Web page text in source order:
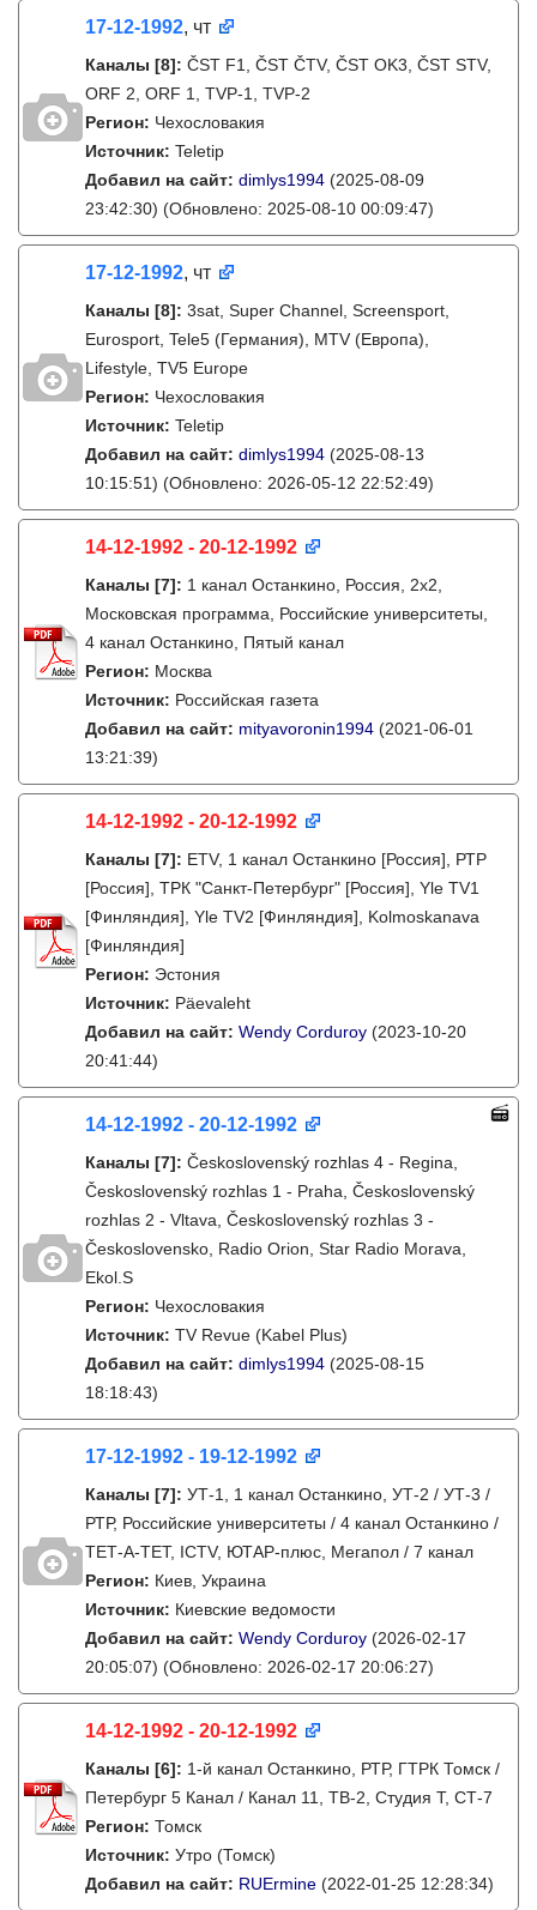
17-12-1992, чт
Каналы [8]: ČST F1, ČST ČTV, ČST OK3, ČST STV,
ORF 2, ORF 1, TVP-1, TVP-2
Регион: Чехословакия
Источник: Teletip
Добавил на сайт: dimlys1994 (2025-08-09
23:42:30) (Обновлено: 2025-08-10 00:09:47)
17-12-1992, чт
Каналы [8]: 3sat, Super Channel, Screensport,
Eurosport, Tele5 (Германия), MTV (Европа),
Lifestyle, TV5 Europe
Регион: Чехословакия
Источник: Teletip
Добавил на сайт: dimlys1994 (2025-08-13
10:15:51) (Обновлено: 2026-05-12 22:52:49)
14-12-1992 - 20-12-1992
Каналы [7]: 1 канал Останкино, Россия, 2х2,
Московская программа, Российские университеты,
4 канал Останкино, Пятый канал
Регион: Москва
Источник: Российская газета
Добавил на сайт: mityavoronin1994 (2021-06-01
13:21:39)
14-12-1992 - 20-12-1992
Каналы [7]: ETV, 1 канал Останкино [Россия], РТР
[Россия], ТРК "Санкт-Петербург" [Россия], Yle TV1
[Финляндия], Yle TV2 [Финляндия], Kolmoskanava
[Финляндия]
Регион: Эстония
Источник: Päevaleht
Добавил на сайт: Wendy Corduroy (2023-10-20
20:41:44)
14-12-1992 - 20-12-1992
Каналы [7]: Československý rozhlas 4 - Regina,
Československý rozhlas 1 - Praha, Československý
rozhlas 2 - Vltava, Československý rozhlas 3 -
Československo, Radio Orion, Star Radio Morava,
Ekol.S
Регион: Чехословакия
Источник: TV Revue (Kabel Plus)
Добавил на сайт: dimlys1994 (2025-08-15
18:18:43)
17-12-1992 - 19-12-1992
Каналы [7]: УТ-1, 1 канал Останкино, УТ-2 / УТ-3 /
РТР, Российские университеты / 4 канал Останкино /
ТЕТ-А-ТЕТ, ICTV, ЮТАР-плюс, Мегапол / 7 канал
Регион: Киев, Украина
Источник: Киевские ведомости
Добавил на сайт: Wendy Corduroy (2026-02-17
20:05:07) (Обновлено: 2026-02-17 20:06:27)
14-12-1992 - 20-12-1992
Каналы [6]: 1-й канал Останкино, РТР, ГТРК Томск /
Петербург 5 Канал / Канал 11, ТВ-2, Студия Т, СТ-7
Регион: Томск
Источник: Утро (Томск)
Добавил на сайт: RUErmine (2022-01-25 12:28:34)